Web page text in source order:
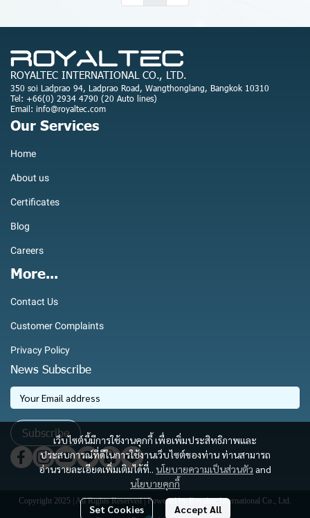
เว็บไซต์นี้มีการใช้งานคุกกี้ เพื่อเพิ่มประสิทธิภาพและ
ประสบการณ์ที่ดีในการใช้งานเว็บไซต์ของท่าน ท่านสามารถ
อ่านรายละเอียดเพิ่มเติมได้ที่.. นโยบายความเป็นส่วนตัว and
นโยบายคุกกี้
Set Cookies Accept All
ROYALTEC INTERNATIONAL CO., LTD.
350 soi Ladprao 94, Ladprao Road, Wangthonglang, Bangkok 10310
Tel: +66(0) 2934 4790 (20 Auto lines)
Email: info@royaltec.com
Our Services
Home
About us
Certificates
Blog
Careers
More...
Contact Us
Customer Complaints
Privacy Policy
News Subscribe
Subscribe
Copyright 2025 | All Rights Reserved | Powered by Royaltec International Co., Ltd.